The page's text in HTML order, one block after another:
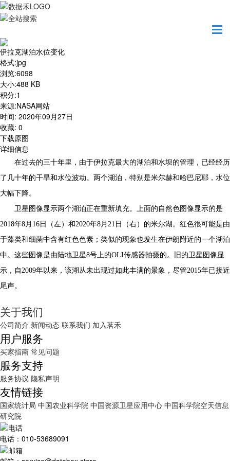
伊拉克湖泊水位变化
格式:jpg
浏览:6098
大小:488 KB
积分:1
来源:NASA网站
时间: 2020年09月27日
收藏: 0
下载原图
详细信息
在过去的三十年里，由于伊拉克最大的湖泊和水坝的管理，已经经历
了几十年的干旱和水位波动。两个湖泊，特别是米尔赫和哈巴尼耶，水位
大幅下降。
卫星图像显示两个湖泊正在重新填充。上面的自然色图像显示的是
2018年8月16日（左）和2020年8月21日（右）的米尔湖。红色很可能是由
于藻类和细菌中含有红色色素；类似的现象也发生在伊朗附近的一个湖泊
中。这些图像是由陆地卫星8号上的OLI传感器拍摄的。旧的卫星图像显
示，自2009年以来，该湖从未出现过如此丰满的景象，尽管2015年已接近
尾声。
关于我们
公司简介 新闻动态 联系我们 加入茗禾
用户服务
买家指南 常见问题
服务支持
服务协议 隐私声明
友情链接
国家统计局 中国农业科学院 中国资源卫星应用中心 中国科学院空天信息
研究院
电话：010-53689091